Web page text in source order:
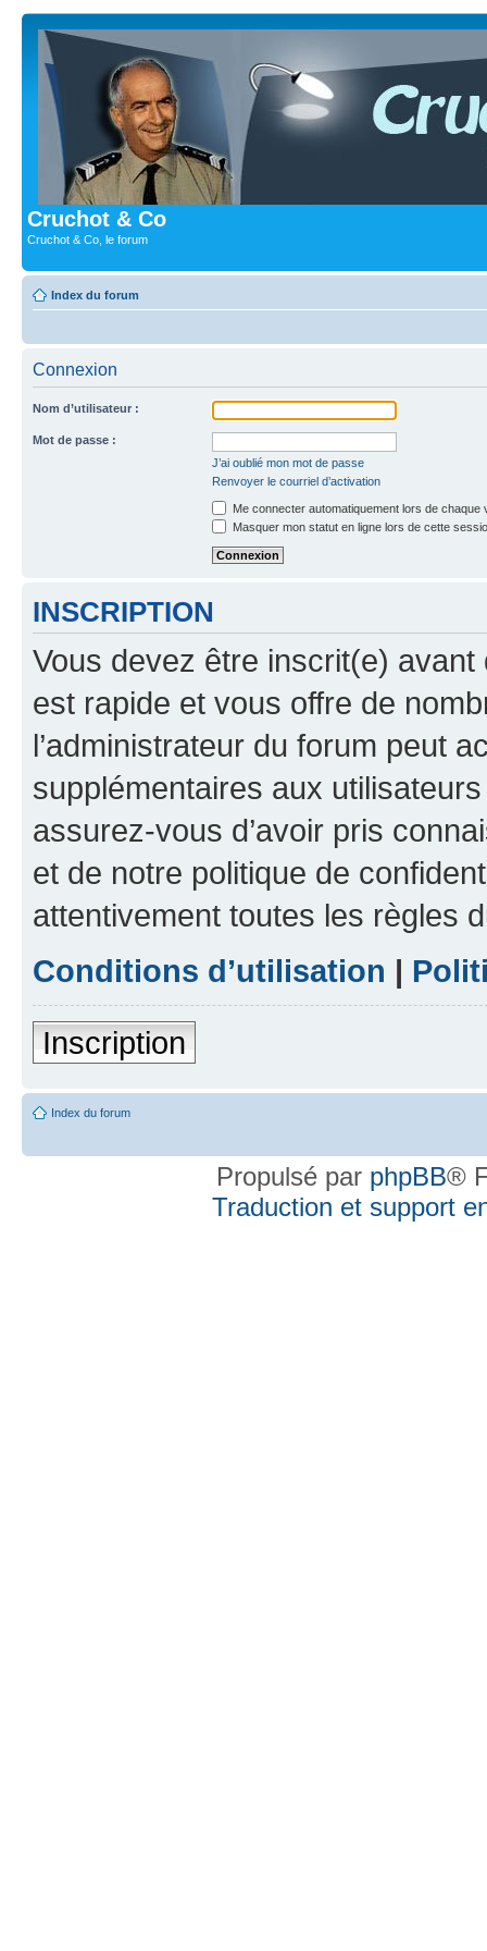
Cruchot & Co
Cruchot & Co, le forum
Index du forum
Connexion
Nom d’utilisateur :
Mot de passe :
J’ai oublié mon mot de passe
Renvoyer le courriel d’activation
Me connecter automatiquement lors de chaque
Masquer mon statut en ligne lors de cette
INSCRIPTION
Vous devez être inscrit(e) avant
est rapide et vous offre de
l’administrateur du forum peut
supplémentaires aux
assurez-vous d’avoir pris
et de notre politique de
attentivement toutes les règles
Conditions d’utilisation |
Inscription
Index du forum
Propulsé par phpBB®
Traduction et support